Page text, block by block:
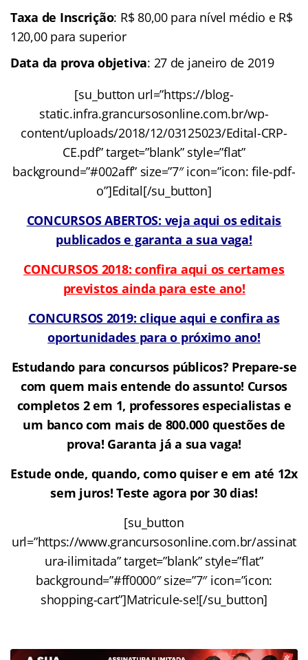
Taxa de Inscrição: R$ 80,00 para nível médio e R$
120,00 para superior
Data da prova objetiva: 27 de janeiro de 2019
[su_button url=”https://blog-
static.infra.grancursosonline.com.br/wp-
content/uploads/2018/12/03125023/Edital-CRP-
CE.pdf” target=”blank” style=”flat”
background=”#002aff” size=”7″ icon=”icon: file-pdf-
o”]Edital[/su_button]
CONCURSOS ABERTOS: veja aqui os editais
publicados e garanta a sua vaga!
CONCURSOS 2018: confira aqui os certames
previstos ainda para este ano!
CONCURSOS 2019: clique aqui e confira as
oportunidades para o próximo ano!
Estudando para concursos públicos? Prepare-se
com quem mais entende do assunto! Cursos
completos 2 em 1, professores especialistas e
um banco com mais de 800.000 questões de
prova! Garanta já a sua vaga!
Estude onde, quando, como quiser e em até 12x
sem juros! Teste agora por 30 dias!
[su_button
url=”https://www.grancursosonline.com.br/assinat
ura-ilimitada” target=”blank” style=”flat”
background=”#ff0000″ size=”7″ icon=”icon:
shopping-cart”]Matricule-se![/su_button]